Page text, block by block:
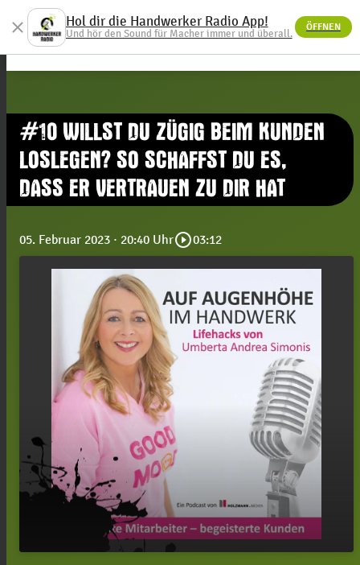
menu
#10 WILLST DU ZÜGIG BEIM KUNDEN
LOSLEGEN? SO SCHAFFST DU ES,
DASS ER VERTRAUEN ZU DIR HAT
05. Februar 2023 · 20:40 Uhrplay_circle_outline03:12
close Hol dir die Handwerker Radio App!
Und hör den Sound für Macher immer und überall.
ÖFFNEN